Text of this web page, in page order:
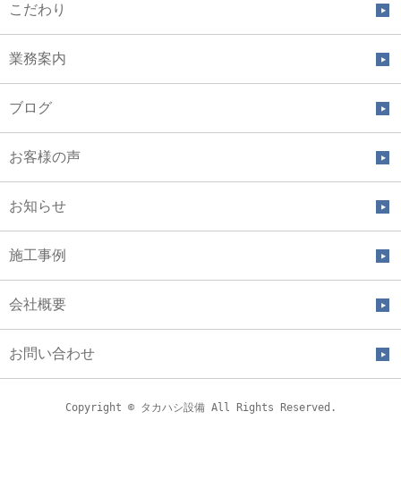
こだわり
業務案内
ブログ
お客様の声
お知らせ
施工事例
会社概要
お問い合わせ
Copyright © タカハシ設備 All Rights Reserved.